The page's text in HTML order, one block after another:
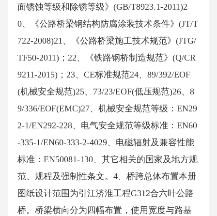
面锈蚀等级和除锈等级》(GB/T8923.1-2011)2
0、《公路桥梁钢结构防腐涂装技术条件》(JT/T
722-2008)21、《公路桥梁施工技术规范》(JTG/
TF50-2011)；22、《铁路钢桥制造规范》(Q/CR
9211-2015)；23、CE标准规范24、89/392/EOF
(机械安全规范)25、73/23/EOF(低压规范)26、8
9/336/EOF(EMC)27、机械安全规范等级：EN29
2-1/EN292-228、电气安全规范等级标准：EN60
-335-1/EN60-333-2-4029、电磁辐射及兼容性能
标准：EN50081-130、其它相关的国家及地方规
范、规程及强制性条文。4、桥跨总体布置本册
图纸设计范围为引江济淮工程G312合六叶公路
桥。桥梁横向分为四幅布置，使用宽度与路基